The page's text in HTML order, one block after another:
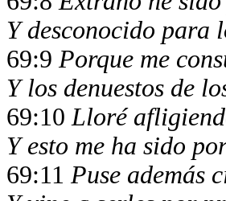
Y desconocido para
69:9 Porque me
Y los denuestos de
69:10Lloré
Y esto me ha sido
69:11 Puse además